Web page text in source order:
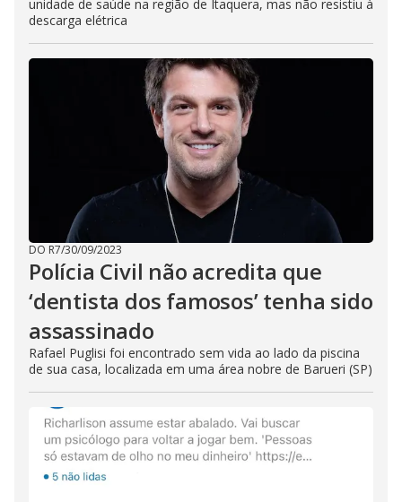
unidade de saúde na região de Itaquera, mas não resistiu à
descarga elétrica
DO R7/30/09/2023
Polícia Civil não acredita que
‘dentista dos famosos’ tenha sido
assassinado
Rafael Puglisi foi encontrado sem vida ao lado da piscina
de sua casa, localizada em uma área nobre de Barueri (SP)